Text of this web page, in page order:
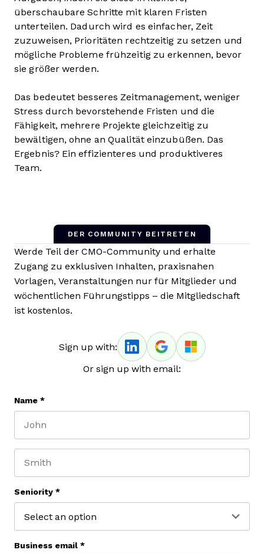
überschaubare Schritte mit klaren Fristen
unterteilen. Dadurch wird es einfacher, Zeit
zuzuweisen, Prioritäten rechtzeitig zu setzen und
mögliche Probleme frühzeitig zu erkennen, bevor
sie größer werden.
Das bedeutet besseres Zeitmanagement, weniger
Stress durch bevorstehende Fristen und die
Fähigkeit, mehrere Projekte gleichzeitig zu
bewältigen, ohne an Qualität einzubüßen. Das
Ergebnis? Ein effizienteres und produktiveres
Team.
DER COMMUNITY BEITRETEN
Werde Teil der CMO-Community und erhalte
Zugang zu exklusiven Inhalten, praxisnahen
Vorlagen, Veranstaltungen nur für Mitglieder und
wöchentlichen Führungstipps – die Mitgliedschaft
ist kostenlos.
Sign up with:
Or sign up with email:
Name *
Seniority *
Business email *